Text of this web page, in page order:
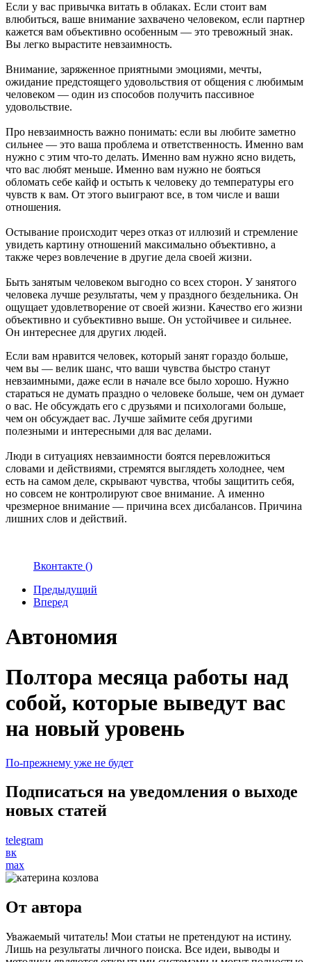
Если у вас привычка витать в облаках. Если стоит вам
влюбиться, ваше внимание захвачено человеком, если партнер
кажется вам объективно особенным — это тревожный знак.
Вы легко вырастите невзаимность.
Внимание, заряженное приятными эмоциями, мечты,
ожидание предстоящего удовольствия от общения с любимым
человеком — один из способов получить пассивное
удовольствие.
Про невзаимность важно понимать: если вы любите заметно
сильнее — это ваша проблема и ответственность. Именно вам
нужно с этим что-то делать. Именно вам нужно ясно видеть,
что вас любят меньше. Именно вам нужно не бояться
обломать себе кайф и остыть к человеку до температуры его
чувств к вам. От этого выиграют все, в том числе и ваши
отношения.
Остывание происходит через отказ от иллюзий и стремление
увидеть картину отношений максимально объективно, а
также через вовлечение в другие дела своей жизни.
Быть занятым человеком выгодно со всех сторон. У занятого
человека лучше результаты, чем у праздного бездельника. Он
ощущает удовлетворение от своей жизни. Качество его жизни
объективно и субъективно выше. Он устойчивее и сильнее.
Он интереснее для других людей.
Если вам нравится человек, который занят гораздо больше,
чем вы — велик шанс, что ваши чувства быстро станут
невзаимными, даже если в начале все было хорошо. Нужно
стараться не думать праздно о человеке больше, чем он думает
о вас. Не обсуждать его с друзьями и психологами больше,
чем он обсуждает вас. Лучше займите себя другими
полезными и интересными для вас делами.
Люди в ситуациях невзаимности боятся перевложиться
словами и действиями, стремятся выглядеть холоднее, чем
есть на самом деле, скрывают чувства, чтобы защитить себя,
но совсем не контролируют свое внимание. А именно
чрезмерное внимание — причина всех дисбалансов. Причина
лишних слов и действий.
Вконтакте ()
Предыдущий
Вперед
Автономия
Полтора месяца работы над
собой, которые выведут вас
на новый уровень
По-прежнему уже не будет
Подписаться на уведомления о выходе
новых статей
telegram
вк
max
От автора
Уважаемый читатель! Мои статьи не претендуют на истину.
Лишь на результаты личного поиска. Все идеи, выводы и